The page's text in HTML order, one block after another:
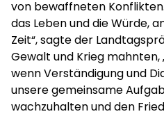
von bewaffneten
das Leben und die Würde,
Zeit“, sagte der
Gewalt und Krieg mahnten,
wenn Verständigung und
unsere gemeinsame
wachzuhalten und den